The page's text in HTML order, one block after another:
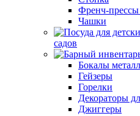
Френч-прессы
Чашки
садов
Бокалы
Гейзеры
Горелки
Декораторы
Джиггеры